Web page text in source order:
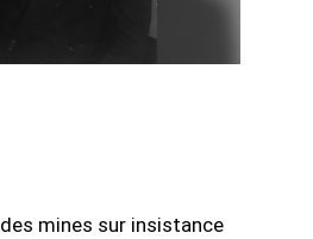
mines sur insistance